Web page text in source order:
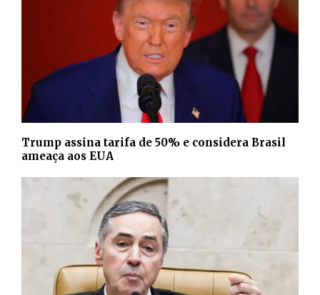
Trump assina tarifa de 50% e considera Brasil
ameaça aos EUA